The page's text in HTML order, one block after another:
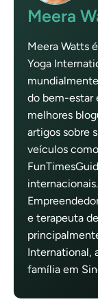
Meera
Meera Watts
Yoga
do bem-estar
melhores
artigos sobre
veículos
e terapeuta
International,
família em